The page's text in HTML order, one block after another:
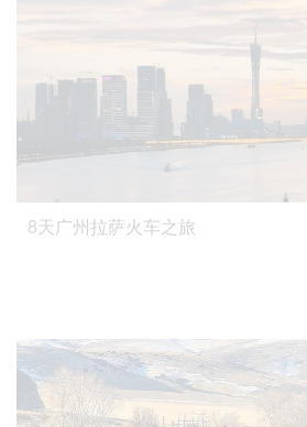
8天广州拉萨火车之旅